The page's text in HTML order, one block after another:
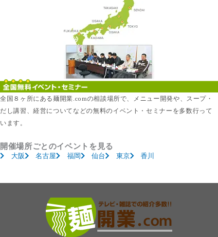
全国８ヶ所にある麺開業.comの相談場所で、メニュー開発や、スープ・
だし講習、経営についてなどの無料のイベント・セミナーを多数行って
います。
開催場所ごとのイベントを見る
大阪 名古屋 福岡 仙台 東京 香川